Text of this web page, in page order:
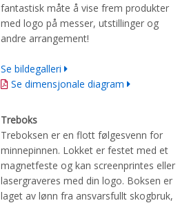
fantastisk måte å vise frem produkter
med logo på messer, utstillinger og
andre arrangement!
Se bildegalleri
Se dimensjonale diagram
Treboks
Treboksen er en flott følgesvenn for
minnepinnen. L okket er festet med et
magnetfeste og kan screenprintes eller
lasergraveres med din logo. Boksen er
laget av lønn fra ansvarsfullt skogbruk,